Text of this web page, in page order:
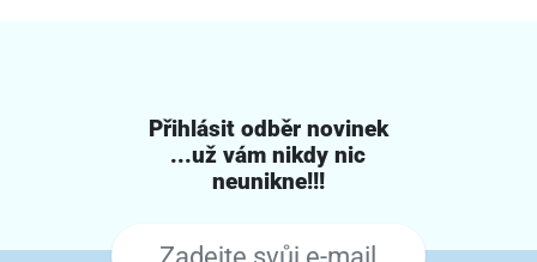
Přihlásit odběr novinek
...už vám nikdy nic
neunikne!!!